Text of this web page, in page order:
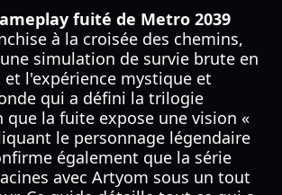
fuité de Metro 2039
à la croisée des chemins,
simulation de survie brute en
l'expérience mystique et
qui a défini la trilogie
que la fuite expose une vision «
le personnage légendaire
également que la série
avec Artyom sous un tout